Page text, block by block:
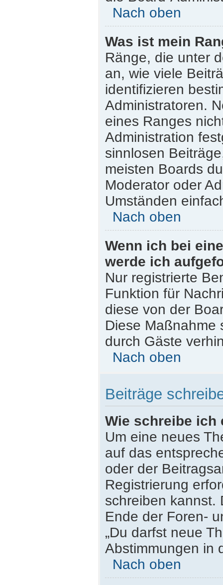
Nach oben
Was ist mein
Ränge, die unter
an, wie viele
identifizieren
Administratoren.
eines Ranges
Administration
sinnlosen
meisten Boards
Moderator oder
Umständen
Nach oben
Wenn ich bei
werde ich
Nur registrierte
Funktion für
diese von der
Diese Maßnahme
durch Gäste
Nach oben
Beiträge
Wie schreibe ich
Um eine neues
auf das
oder der
Registrierung
schreiben kannst.
Ende der Foren-
„Du darfst neue
Abstimmungen in
Nach oben